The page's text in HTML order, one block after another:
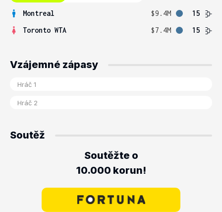
Montreal $9.4M
15
Toronto WTA
$7.4M 15
Vzájemné zápasy
Soutěž
Soutěžte o
10.000 korun!